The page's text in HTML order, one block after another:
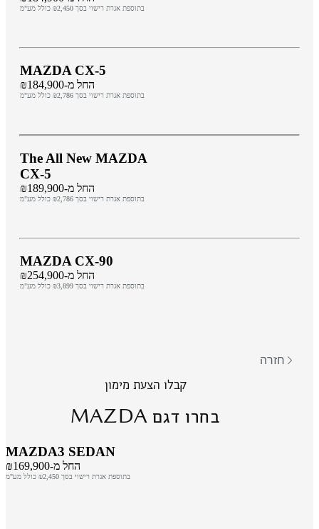
בתוספת אגרת רישוי בסך ₪2,450 כולל מע"מ
MAZDA CX-5
החל מ-₪184,900
בתוספת אגרת רישוי בסך ₪2,786 כולל מע"מ
The All New MAZDA
CX-5
החל מ-₪189,900
בתוספת אגרת רישוי בסך ₪2,786 כולל מע"מ
MAZDA CX-90
החל מ-₪254,900
בתוספת אגרת רישוי בסך ₪3,899 כולל מע"מ
חזרה
קבלו הצעת מימון
בחרו דגםMAZDA
MAZDA3 SEDAN
החל מ-₪169,900
בתוספת אגרת רישוי בסך ₪2,450 כולל מע"מ